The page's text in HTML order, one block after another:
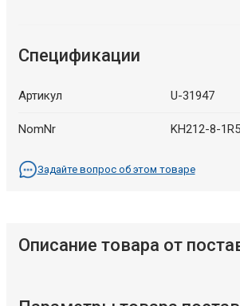
Спецификации
Артикул U-31947
NomNr KH212-8-1R5
Задайте вопрос об этом товаре
Описание товара от